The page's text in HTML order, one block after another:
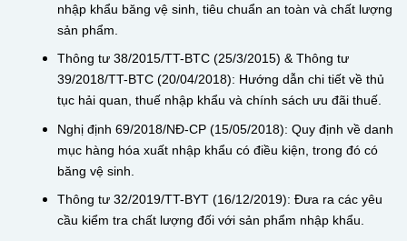
nhập khẩu băng vệ sinh, tiêu chuẩn an toàn và chất lượng
sản phẩm.
Thông tư 38/2015/TT-BTC (25/3/2015) & Thông tư
39/2018/TT-BTC (20/04/2018): Hướng dẫn chi tiết về thủ
tục hải quan, thuế nhập khẩu và chính sách ưu đãi thuế.
Nghị định 69/2018/NĐ-CP (15/05/2018): Quy định về danh
mục hàng hóa xuất nhập khẩu có điều kiện, trong đó có
băng vệ sinh.
Thông tư 32/2019/TT-BYT (16/12/2019): Đưa ra các yêu
cầu kiểm tra chất lượng đối với sản phẩm nhập khẩu.